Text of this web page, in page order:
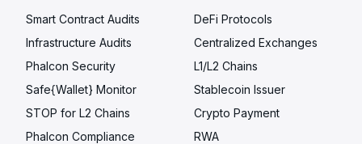
Smart Contract Audits
Infrastructure Audits
Phalcon Security
Safe{Wallet} Monitor
STOP for L2 Chains
Phalcon Compliance
DeFi Protocols
Centralized Exchanges
L1/L2 Chains
Stablecoin Issuer
Crypto Payment
RWA